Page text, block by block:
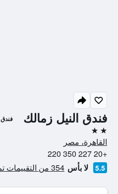
فندق النيل زمالك فندق
2 نجمتين
القاهرة، مصر
+20 227 350 220
5.5 لا بأس 354 من التقييمات تم التحقق منها